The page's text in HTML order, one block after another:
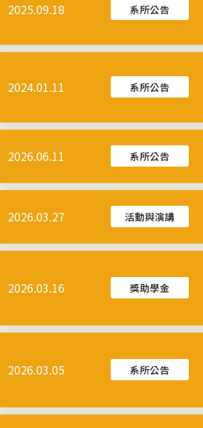
2025.09.18 系所公告
2024.01.11 系所公告
2026.06.11 系所公告
2026.03.27 活動與演講
2026.03.16 獎助學金
2026.03.05 系所公告